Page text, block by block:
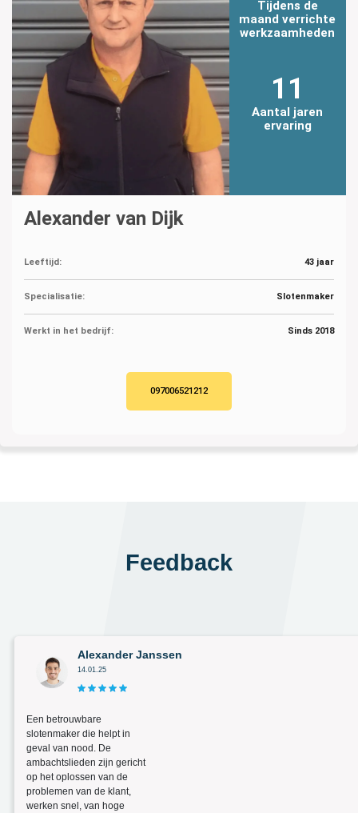
Tijdens de
maand verrichte
werkzaamheden
11
Aantal jaren
ervaring
Alexander van Dijk
Leeftijd: 43 jaar
Specialisatie: Slotenmaker
Werkt in het bedrijf: Sinds 2018
097006521212
Feedback
Alexander Janssen
14.01.25
Een betrouwbare
slotenmaker die helpt in
geval van nood. De
ambachtslieden zijn gericht
op het oplossen van de
problemen van de klant,
werken snel, van hoge